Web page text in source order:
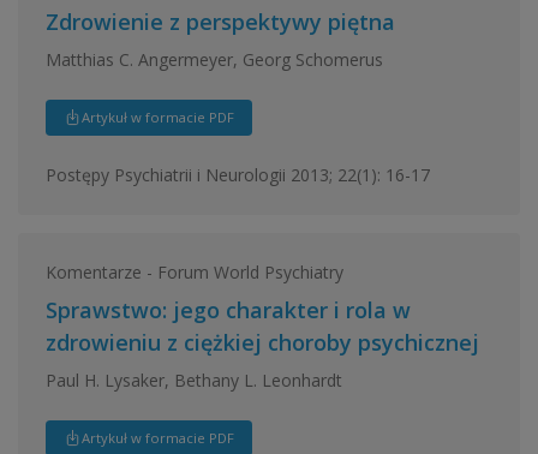
Zdrowienie z perspektywy piętna
Matthias C. Angermeyer, Georg Schomerus
Artykuł w formacie PDF
Postępy Psychiatrii i Neurologii 2013; 22(1): 16-17
Komentarze - Forum World Psychiatry
Sprawstwo: jego charakter i rola w
zdrowieniu z ciężkiej choroby psychicznej
Paul H. Lysaker, Bethany L. Leonhardt
Artykuł w formacie PDF